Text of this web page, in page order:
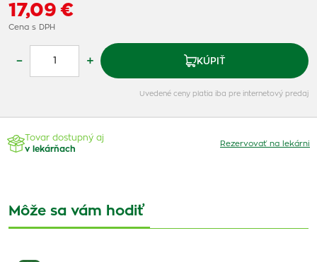
17,09 €
Cena s DPH
– + KÚPIŤ
Uvedené ceny platia iba pre internetový predaj
Tovar dostupný aj
v lekárňach
Rezervovať na lekárni
Môže sa vám hodiť